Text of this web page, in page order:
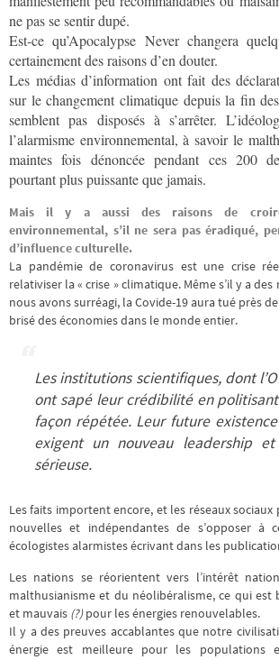
ne pas se sentir dupé.
Est-ce qu’Apocalypse Never changera
certainement des raisons d’en douter.
Les médias d’information ont fait des
sur le changement climatique depuis la fin
semblent pas disposés à s’arrêter.
l’alarmisme environnemental, à savoir le
maintes fois dénoncée pendant ces 200
pourtant plus puissante que jamais.
Mais il y a aussi des raisons de croire
environnemental, s’il ne sera pas éradiqué,
d’influence culturelle.
La pandémie de coronavirus est une crise
relativiser la « crise » climatique. Même s’il y a
nous avons surréagi, la Covide-19 aura tué près
brisé des économies dans le monde entier.
Les institutions scientifiques, dont
ont sapé leur crédibilité en
façon répétée. Leur future
exigent un nouveau leadership
sérieuse.
Les faits importent encore, et les réseaux
nouvelles et indépendantes de s’opposer à
écologistes alarmistes écrivant dans les
Les nations se réorientent vers l’intérêt
malthusianisme et du néolibéralisme, ce qui est
et mauvais (?)pour les énergies renouvelables.
Il y a des preuves accablantes que notre
énergie est meilleure pour les